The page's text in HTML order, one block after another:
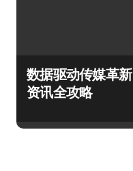
数据驱动传媒革
资讯全攻略